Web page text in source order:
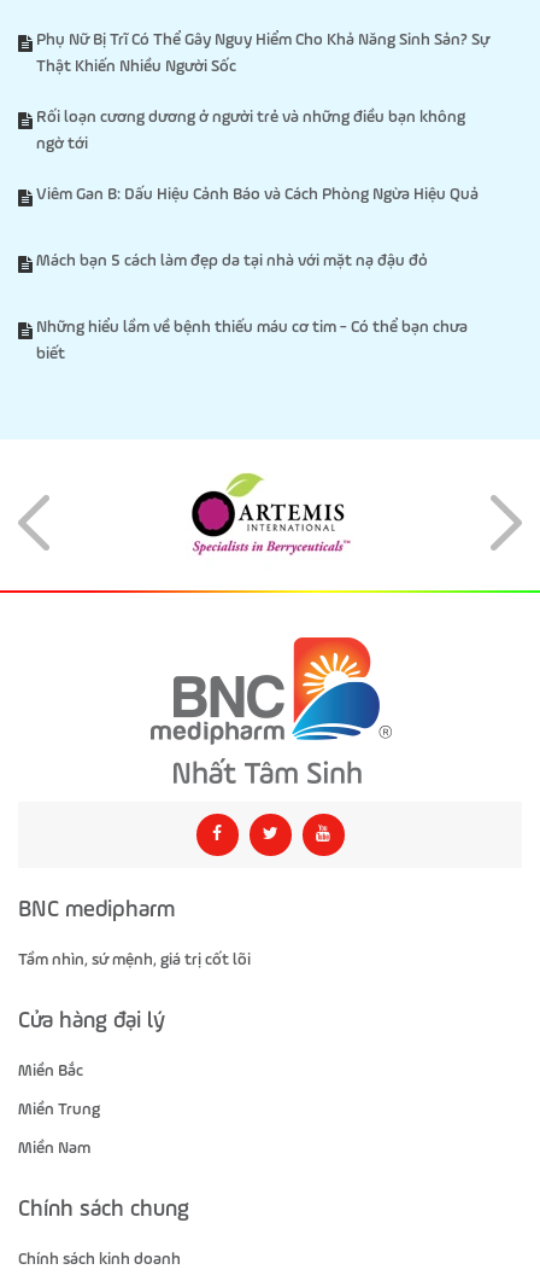
Phụ Nữ Bị Trĩ Có Thể Gây Nguy Hiểm Cho Khả Năng Sinh Sản? Sự
Thật Khiến Nhiều Người Sốc
Rối loạn cương dương ở người trẻ và những điều bạn không
ngờ tới
Viêm Gan B: Dấu Hiệu Cảnh Báo và Cách Phòng Ngừa Hiệu Quả
Mách bạn 5 cách làm đẹp da tại nhà với mặt nạ đậu đỏ
Những hiểu lầm về bệnh thiếu máu cơ tim - Có thể bạn chưa
biết
BNC medipharm
Tầm nhìn, sứ mệnh, giá trị cốt lõi
Cửa hàng đại lý
Miền Bắc
Miền Trung
Miền Nam
Chính sách chung
Chính sách kinh doanh